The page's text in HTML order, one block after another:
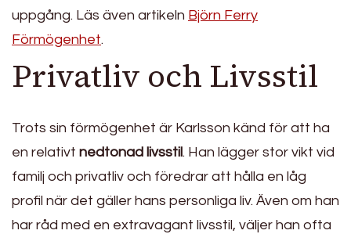
uppgång. Läs även artikeln Björn Ferry
Förmögenhet.
Privatliv och Livsstil
Trots sin förmögenhet är Karlsson känd för att ha
en relativt nedtonad livsstil. Han lägger stor vikt vid
familj och privatliv och föredrar att hålla en låg
profil när det gäller hans personliga liv. Även om han
har råd med en extravagant livsstil, väljer han ofta